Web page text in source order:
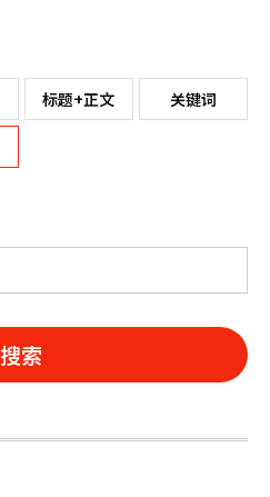
标题+正文 关键词
搜索